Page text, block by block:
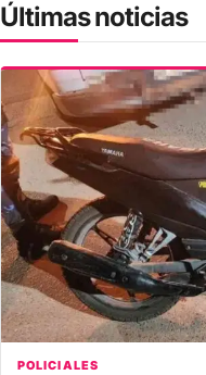
Últimas noticias
POLICIALES